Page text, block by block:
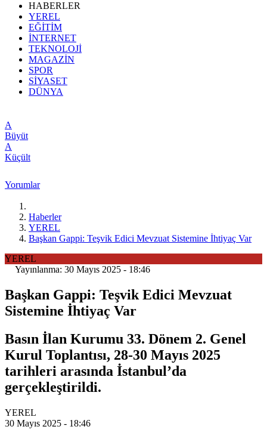
HABERLER
YEREL
EĞİTİM
İNTERNET
TEKNOLOJİ
MAGAZİN
SPOR
SİYASET
DÜNYA
A
Büyüt
A
Küçült
Yorumlar
Haberler
YEREL
Başkan Gappi: Teşvik Edici Mevzuat Sistemine İhtiyaç Var
YEREL
Yayınlanma: 30 Mayıs 2025 - 18:46
Başkan Gappi: Teşvik Edici Mevzuat
Sistemine İhtiyaç Var
Basın İlan Kurumu 33. Dönem 2. Genel
Kurul Toplantısı, 28-30 Mayıs 2025
tarihleri arasında İstanbul’da
gerçekleştirildi.
YEREL
30 Mayıs 2025 - 18:46